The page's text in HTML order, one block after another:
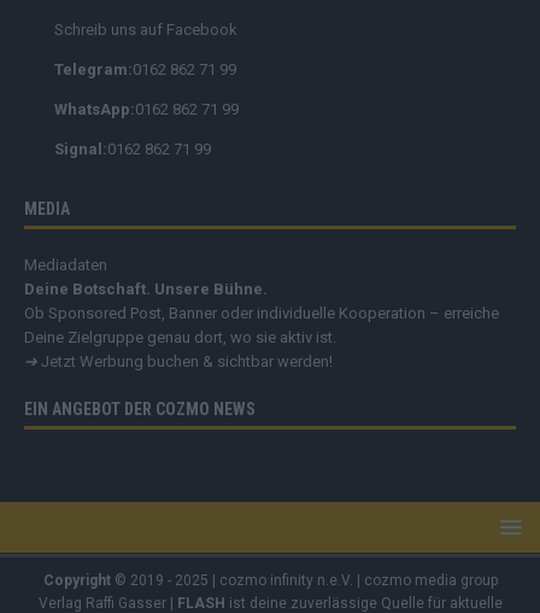
Schreib uns auf Facebook
Telegram:0162 862 71 99
WhatsApp:0162 862 71 99
Signal:0162 862 71 99
MEDIA
Mediadaten
Deine Botschaft. Unsere Bühne.
Ob Sponsored Post, Banner oder individuelle Kooperation – erreiche
Deine Zielgruppe genau dort, wo sie aktiv ist.
➔ Jetzt Werbung buchen & sichtbar werden!
EIN ANGEBOT DER COZMO NEWS
Copyright© 2019 - 2025 | cozmo infinity n.e.V. | cozmo media group
Verlag Raffi Gasser |
FLASH ist deine zuverlässige Quelle für aktuelle